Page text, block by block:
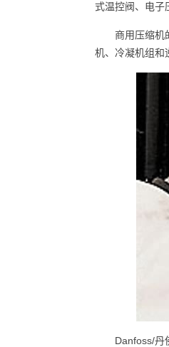
式温控阀、电子
商用压缩机
机、冷凝机组和
Danfoss/丹